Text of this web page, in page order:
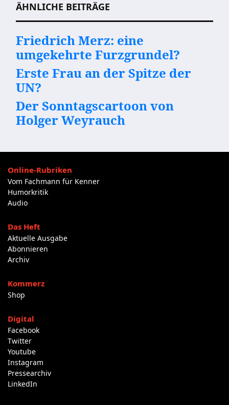
ÄHNLICHE BEITRÄGE
Friedrich Merz: eine
umgekehrte Furzgrundel?
Erste Frau an der Spitze der
UN?
Der Sonntagscartoon von
Holger Weyrauch
Online-Rubriken
Vom Fachmann für Kenner
Humorkritik
Audio
Das Heft
Aktuelle Ausgabe
Abonnieren
Archiv
Kommerz
Shop
Digital
Facebook
Twitter
Youtube
Instagram
Pressearchiv
LinkedIn